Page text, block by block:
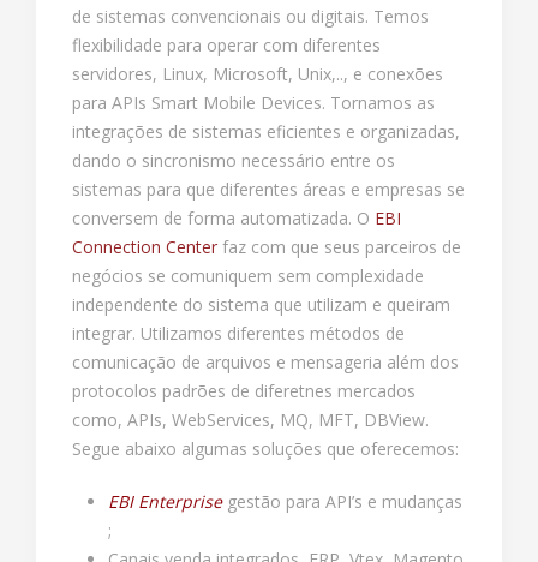
de sistemas convencionais ou digitais. Temos
flexibilidade para operar com diferentes
servidores, Linux, Microsoft, Unix,.., e conexões
para APIs Smart Mobile Devices. Tornamos as
integrações de sistemas eficientes e organizadas,
dando o sincronismo necessário entre os
sistemas para que diferentes áreas e empresas se
conversem de forma automatizada. O EBI
Connection Center faz com que seus parceiros de
negócios se comuniquem sem complexidade
independente do sistema que utilizam e queiram
integrar. Utilizamos diferentes métodos de
comunicação de arquivos e mensageria além dos
protocolos padrões de diferetnes mercados
como, APIs, WebServices, MQ, MFT, DBView.
Segue abaixo algumas soluções que oferecemos:
EBI Enterprisegestão para API’s e mudanças
;